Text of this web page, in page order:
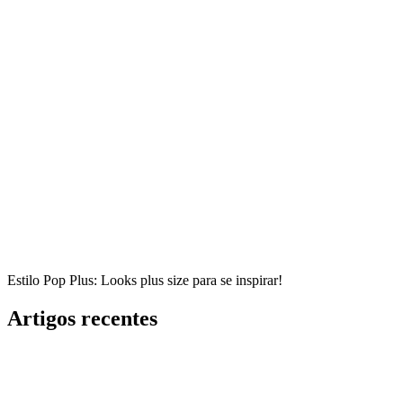
Estilo Pop Plus: Looks plus size para se inspirar!
Artigos recentes